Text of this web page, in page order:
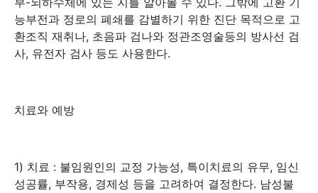
능부전과 정로의 폐쇄를 감별하기 위한 진단 목적으로 고
환조직 재취나, 초음파 검나와 정관조영술등의 방사선 검
사, 유전자 검사 등도 사용한다.
치료와 예방
1) 치료 : 불임원인의 교정 가능성, 특이치료의 유무, 임신
성공률, 부작용, 경제성 등을 고려하여 결정한다. 남성불